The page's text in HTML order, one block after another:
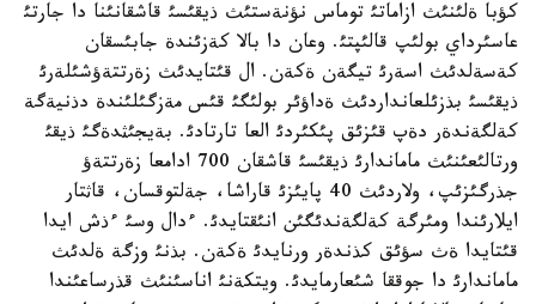
كؤبا ةلئنئث ازاماتئ توماس نؤنةستئث ذيقئسئ قاشقانئنا دا جارتئ
عاسئرداي بولئپ قالئپتئ. وعان دا بالا كةزئندة جابئسقان
كةسةلدئث اسةرئ تيگةن ةكةن. ال قئتايدئث زةرتتةؤشئلةرئ
ذيقئسئ بذزئلعانداردئث ةداؤئر بولئگئ قئس مةزگئلئندة دذنيةگة
كةلگةندةر دةپ قئزئق پئكئردئ العا تارتادئ. بةيجئثدةگئ ذيقئ
ورتالئعئنئث ماماندارئ ذيقئسئ قاشقان 700 ادامعا زةرتتةؤ
جذرگئزئپ، ولاردئث 40 پايئزئ قاراشا، جةلتوقسان، قاثتار
ايلارئندا ومئرگة كةلگةندئگئن انئقتايدئ. ءدال وسئ ءذش ايدا
قئتايدا ةث سؤئق كذندةر ورنايدئ ةكةن. بذنئ وزگة ةلدئث
ماماندارئ دا جوققا شئعارمايدئ. ويتكةنئ اناسئنئث قذرساعئندا